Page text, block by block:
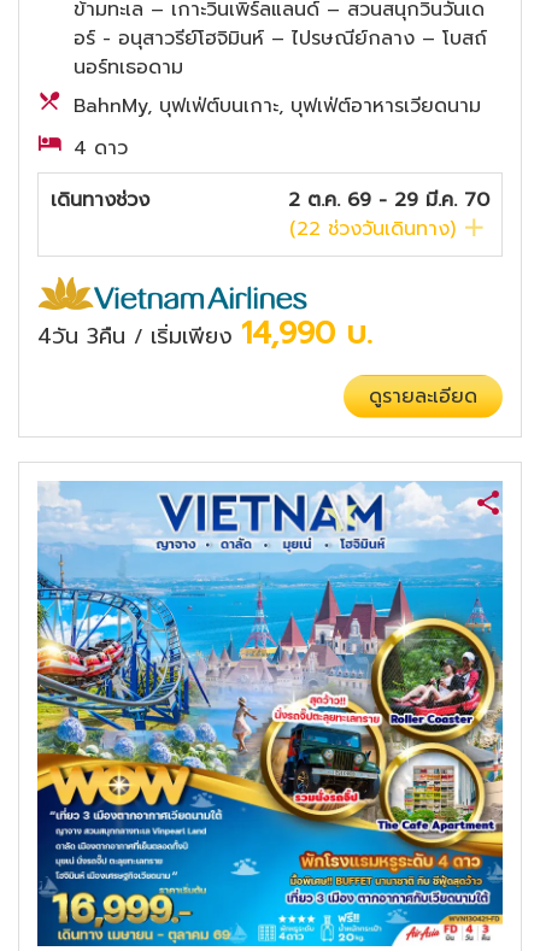
ข้ามทะเล – เกาะวินเพิร์ลแลนด์ – สวนสนุกวินวันเด
อร์ - อนุสาวรีย์โฮจิมินห์ – ไปรษณีย์กลาง – โบสถ์
นอร์ทเธอดาม
BahnMy, บุฟเฟ่ต์บนเกาะ, บุฟเฟ่ต์อาหารเวียดนาม
4 ดาว
เดินทางช่วง
2 ต.ค. 69 - 29 มี.ค. 70
(22 ช่วงวันเดินทาง)
4วัน 3คืน / เริ่มเพียง 14,990 บ.
ดูรายละเอียด